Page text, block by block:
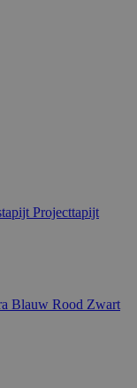
Projecttapijt
Blauw Rood Zwart